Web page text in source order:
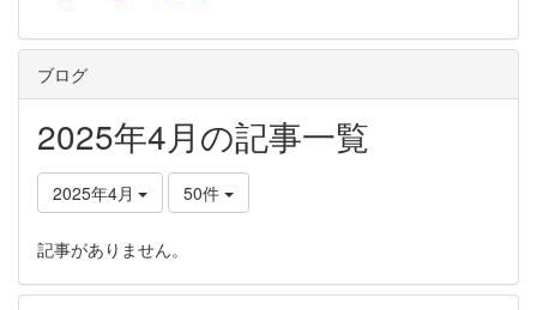
ブログ
2025年4月の記事一覧
2025年4月 50件
記事がありません。